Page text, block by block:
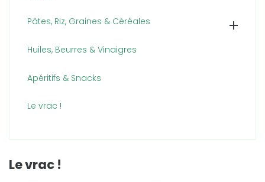
Pâtes, Riz, Graines & Céréales 
Huiles, Beurres & Vinaigres
Apéritifs & Snacks
Le vrac !
Le vrac !